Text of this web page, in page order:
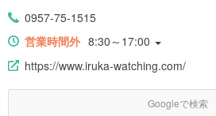
0957-75-1515
営業時間外 8:30～17:00
https://www.iruka-watching.com/
Googleで検索